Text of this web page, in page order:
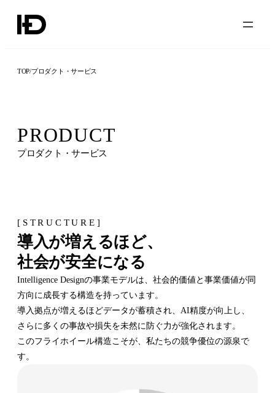
TOP/プロダクト・サービス
PRODUCT
プロダクト・サービス
[STRUCTURE]
導入が増えるほど、
社会が安全になる
Intelligence Designの事業モデルは、社会的価値と事業価値が同
方向に成長する構造を持っています。
導入拠点が増えるほどデータが蓄積され、AI精度が向上し、
さらに多くの事故や損失を未然に防ぐ力が強化されます。
このフライホイール構造こそが、私たちの競争優位の源泉で
す。